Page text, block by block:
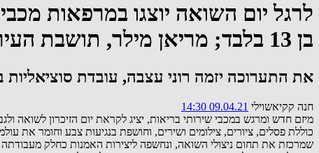
לרגל יום השואה יוצגו במרפאות
בן 13 בלבד; מריאן מילר, תושבת העיר וקרובת משפחתו לקחה על עצמה להנציח את סיפורו של הנער המשורר
את התערוכה יזמה רוני עצבה, עובדת
חנה קקיאשוילי 09.04.21 14:30
מיזם חדש ומרגש במכבי שירותי בריאות, יציג לקראת יום הזיכרון
כוללת פסלים, ציורים, צילומים ושירים, וחושפת בנגיעות צבע וחומר את